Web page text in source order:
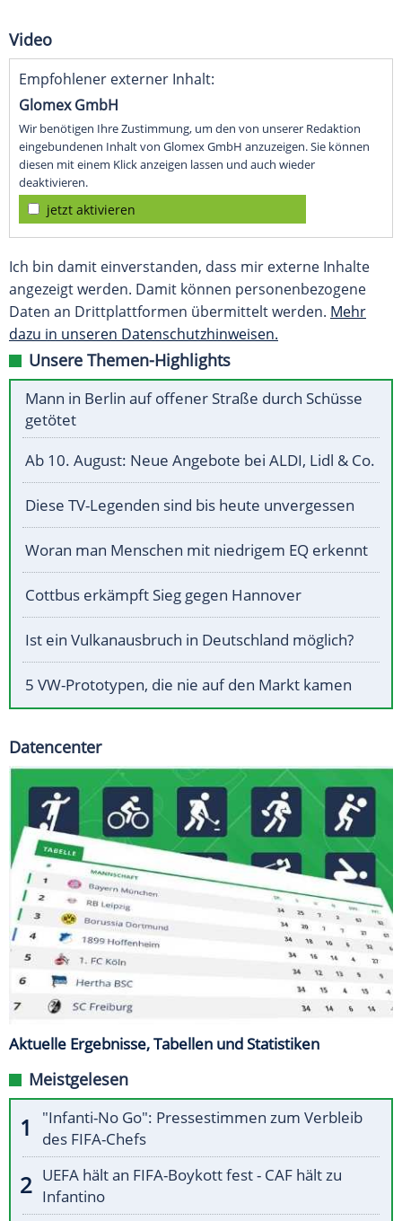
Video
Empfohlener externer Inhalt:
Glomex GmbH
Wir benötigen Ihre Zustimmung, um den von unserer Redaktion
eingebundenen Inhalt von Glomex GmbH anzuzeigen. Sie können
diesen mit einem Klick anzeigen lassen und auch wieder
deaktivieren.
jetzt aktivieren
Ich bin damit einverstanden, dass mir externe Inhalte
angezeigt werden. Damit können personenbezogene
Daten an Drittplattformen übermittelt werden. Mehr
dazu in unseren Datenschutzhinweisen.
Unsere Themen-Highlights
Mann in Berlin auf offener Straße durch Schüsse
getötet
Ab 10. August: Neue Angebote bei ALDI, Lidl & Co.
Diese TV-Legenden sind bis heute unvergessen
Woran man Menschen mit niedrigem EQ erkennt
Cottbus erkämpft Sieg gegen Hannover
Ist ein Vulkanausbruch in Deutschland möglich?
5 VW-Prototypen, die nie auf den Markt kamen
Datencenter
Aktuelle Ergebnisse, Tabellen und Statistiken
Meistgelesen
"Infanti-No Go": Pressestimmen zum Verbleib
des FIFA-Chefs
UEFA hält an FIFA-Boykott fest - CAF hält zu
Infantino